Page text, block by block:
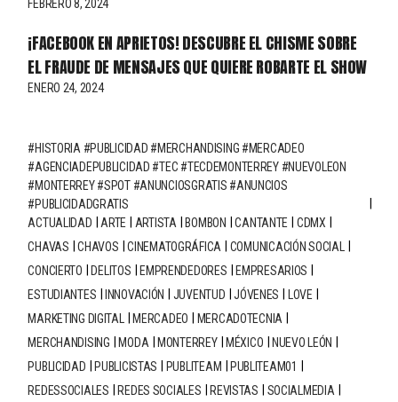
FEBRERO 8, 2024
¡FACEBOOK EN APRIETOS! DESCUBRE EL CHISME SOBRE
EL FRAUDE DE MENSAJES QUE QUIERE ROBARTE EL SHOW
ENERO 24, 2024
#HISTORIA #PUBLICIDAD #MERCHANDISING #MERCADEO
#AGENCIADEPUBLICIDAD #TEC #TECDEMONTERREY #NUEVOLEON
#MONTERREY #SPOT #ANUNCIOSGRATIS #ANUNCIOS
#PUBLICIDADGRATIS
ACTUALIDAD
ARTE ARTISTA BOMBON CANTANTE
CDMX
CHAVAS
CHAVOS CINEMATOGRÁFICA
COMUNICACIÓN SOCIAL
CONCIERTO
DELITOS EMPRENDEDORES
EMPRESARIOS
ESTUDIANTES
INNOVACIÓN JUVENTUD JÓVENES
LOVE
MARKETING DIGITAL
MERCADEO
MERCADOTECNIA
MERCHANDISING
MODA MONTERREY MÉXICO
NUEVO LEÓN
PUBLICIDAD
PUBLICISTAS PUBLITEAM
PUBLITEAM01
REDESSOCIALES
REDES SOCIALES REVISTAS
SOCIALMEDIA